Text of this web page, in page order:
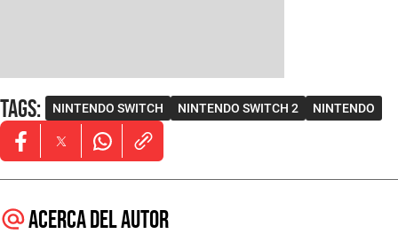
Tags: NINTENDO SWITCH NINTENDO SWITCH 2 NINTENDO
Opens in new window
Opens in new window
Opens in new window
Acerca del autor